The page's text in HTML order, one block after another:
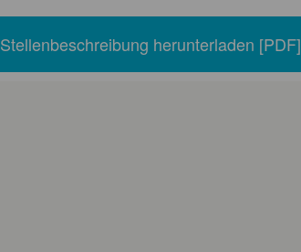
Stellenbeschreibung herunterladen [PDF]